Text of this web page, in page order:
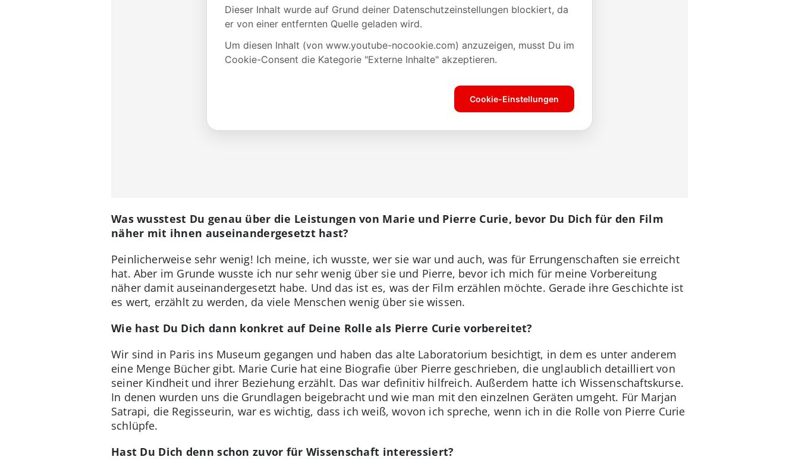
Was wusstest Du genau über die Leistungen von Marie und Pierre Curie, bevor Du Dich für den Film
näher mit ihnen auseinandergesetzt hast?
Peinlicherweise sehr wenig! Ich meine, ich wusste, wer sie war und auch, was für Errungenschaften sie erreicht
hat. Aber im Grunde wusste ich nur sehr wenig über sie und Pierre, bevor ich mich für meine Vorbereitung
näher damit auseinandergesetzt habe. Und das ist es, was der Film erzählen möchte. Gerade ihre Geschichte ist
es wert, erzählt zu werden, da viele Menschen wenig über sie wissen.
Wie hast Du Dich dann konkret auf Deine Rolle als Pierre Curie vorbereitet?
Wir sind in Paris ins Museum gegangen und haben das alte Laboratorium besichtigt, in dem es unter anderem
eine Menge Bücher gibt. Marie Curie hat eine Biografie über Pierre geschrieben, die unglaublich detailliert von
seiner Kindheit und ihrer Beziehung erzählt. Das war definitiv hilfreich. Außerdem hatte ich Wissenschaftskurse.
In denen wurden uns die Grundlagen beigebracht und wie man mit den einzelnen Geräten umgeht. Für Marjan
Satrapi, die Regisseurin, war es wichtig, dass ich weiß, wovon ich spreche, wenn ich in die Rolle von Pierre Curie
schlüpfe.
Hast Du Dich denn schon zuvor für Wissenschaft interessiert?